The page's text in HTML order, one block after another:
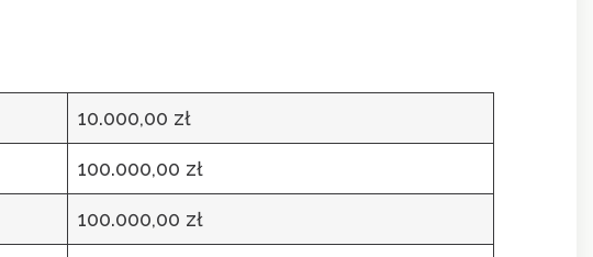
10.000,00 zł
100.000,00 zł
100.000,00 zł